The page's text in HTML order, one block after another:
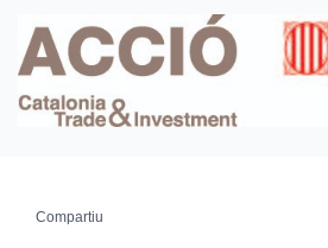
Compartiu